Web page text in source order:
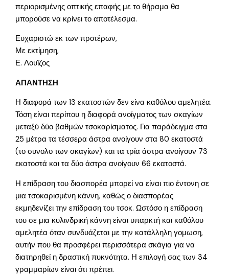
περιορισμένης οπτικής επαφής με το θήραμα θα
μπορούσε να κρίνει το αποτέλεσμα.
Ευχαριστώ εκ των προτέρων,
Με εκτίμηση,
Ε. Λουϊζος
ΑΠΑΝΤΗΣΗ
Η διαφορά των 13 εκατοστών δεν είνα καθόλου αμελητέα.
Τόση είναι περίπου η διαφορά ανοίγματος των σκαγίων
μεταξύ δύο βαθμών τσοκαρίσματος. Για παράδειγμα στα
25 μέτρα τα τέσσερα άστρα ανοίγουν στα 80 εκατοστά
(το συνολο των σκαγίων) και τα τρία άστρα ανοίγουν 73
εκατοστά και τα δύο άστρα ανοίγουν 66 εκατοστά.
Η επίδραση του διασπορέα μπορεί να είναι πιο έντονη σε
μια τσοκαρισμένη κάννη, καθώς ο διασπορέας
εκμηδενίζει την επίδραση του τσοκ. Ωστόσο η επίδραση
του σε μια κυλινδρική κάννη είναι υπαρκτή και καθόλου
αμελητέα όταν συνδυάζεται με την κατάλληλη γομωση,
αυτήν που θα προσφέρει περισσότερα σκάγια για να
διατηρηθεί η δραστική πυκνότητα. Η επιλογή σας των 34
γραμμαρίων είναι ότι πρέπει.